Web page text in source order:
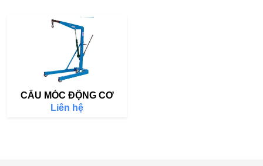
CẨU MÓC ĐỘNG CƠ
Liên hệ